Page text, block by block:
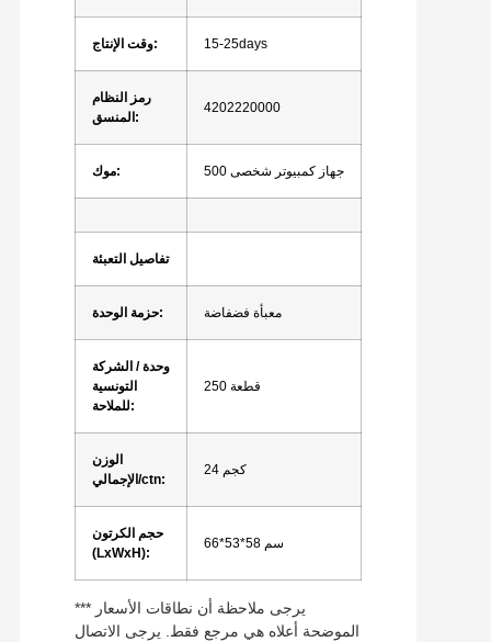
وقت الإنتاج: 15-25days
رمز النظام
المنسق:
4202220000
موك: 500 جهاز كمبيوتر شخصى
تفاصيل التعبئة
حزمة الوحدة: معبأة فضفاضة
وحدة / الشركة
التونسية
للملاحة:
250 قطعة
الوزن
الإجمالي/ctn:
24 كجم
حجم الكرتون
(LxWxH):
66*53*58 سم
*** يرجى ملاحظة أن نطاقات الأسعار
الموضحة أعلاه هي مرجع فقط. يرجى الاتصال